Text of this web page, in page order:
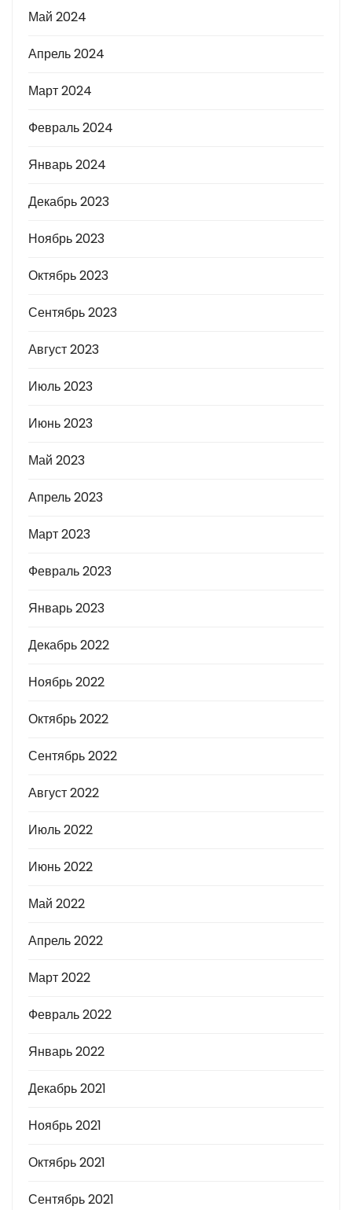
Май 2024
Апрель 2024
Март 2024
Февраль 2024
Январь 2024
Декабрь 2023
Ноябрь 2023
Октябрь 2023
Сентябрь 2023
Август 2023
Июль 2023
Июнь 2023
Май 2023
Апрель 2023
Март 2023
Февраль 2023
Январь 2023
Декабрь 2022
Ноябрь 2022
Октябрь 2022
Сентябрь 2022
Август 2022
Июль 2022
Июнь 2022
Май 2022
Апрель 2022
Март 2022
Февраль 2022
Январь 2022
Декабрь 2021
Ноябрь 2021
Октябрь 2021
Сентябрь 2021